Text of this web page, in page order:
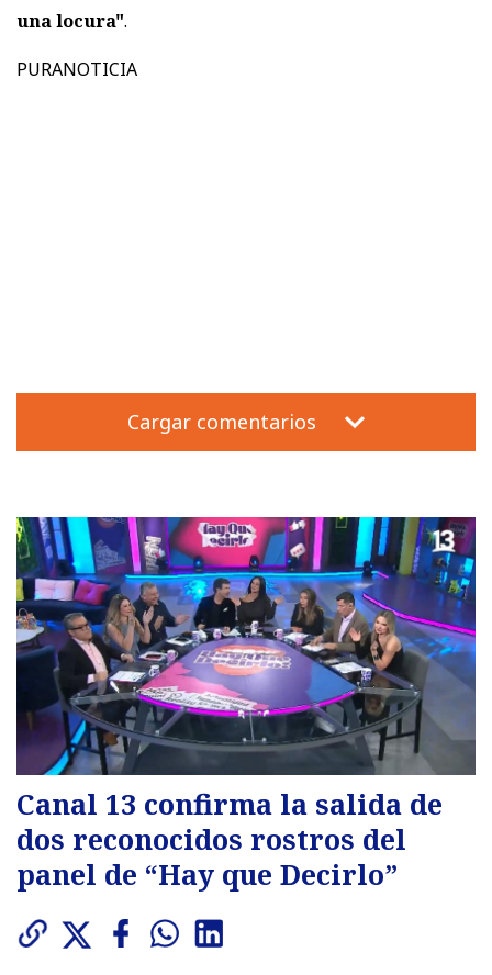
una locura".
PURANOTICIA
Cargar comentarios
Canal 13 confirma la salida de
dos reconocidos rostros del
panel de “Hay que Decirlo”